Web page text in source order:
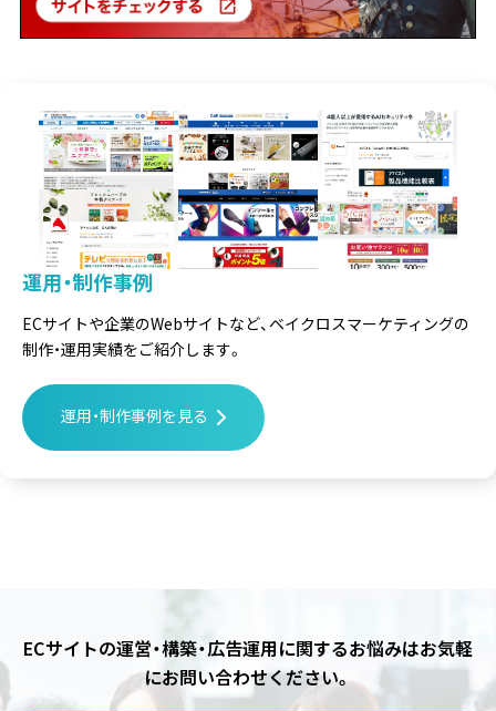
運用・制作事例
ECサイトや企業のWebサイトなど、 ベイクロスマーケティングの
制作・運用実績をご紹介します。
運用・制作事例を見る
ECサイトの運営・構築・広告運用に関するお悩みはお気軽
にお問い合わせください。